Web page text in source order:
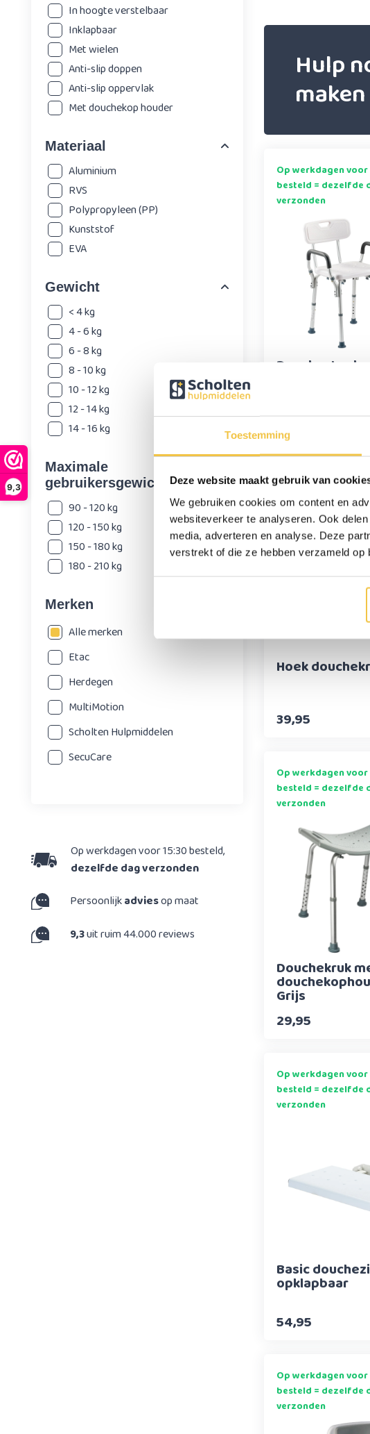
Toestemming
Deze website maakt gebruik van
We gebruiken cookies om content en
websiteverkeer te analyseren. Ook
media, adverteren en analyse. Deze
verstrekt of die ze hebben verzameld
9,3
In hoogte verstelbaar
Inklapbaar
Met wielen
Anti-slip doppen
Anti-slip oppervlak
Met douchekop houder
Materiaal
Aluminium
RVS
Polypropyleen (PP)
Kunststof
EVA
Gewicht
< 4 kg
4 - 6 kg
6 - 8 kg
8 - 10 kg
10 - 12 kg
12 - 14 kg
14 - 16 kg
Maximale
gebruikersgewicht
90 - 120 kg
120 - 150 kg
150 - 180 kg
180 - 210 kg
Merken
Alle merken
Etac
Herdegen
MultiMotion
Scholten Hulpmiddelen
SecuCare
Op werkdagen voor 15:30 besteld,
dezelfde dag verzonden
Persoonlijkadviesop maat
9,3uit ruim 44.000 reviews
Hulp
Op werkdagen voor
besteld = dezelfde
verzonden
Douchestoel
49,95
besteld = dezelfde
verzonden
Hoek
39,95
Op werkdagen voor
besteld = dezelfde
verzonden
Douchekruk
Grijs
29,95
Op werkdagen voor
besteld = dezelfde
verzonden
Basic
opklapbaar
54,95
Op werkdagen voor
besteld = dezelfde
verzonden